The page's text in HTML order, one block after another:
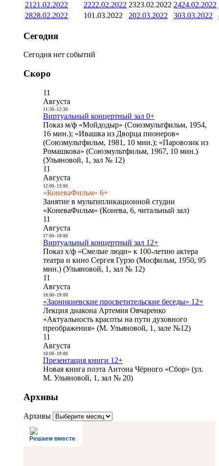
21 21.02.2022 2222.02.2022 2323.02.2022 2424.02.2022
2828.02.2022 101.03.2022 202.03.2022 303.03.2022
Сегодня
Сегодня нет событий
Скоро
11
Августа
11:30- 12:30
Виртуальный концертный зал 0+
Показ м/ф «Мойдодыр» (Союзмультфильм, 1954,
16 мин.); «Ивашка из Дворца пионеров»
(Союзмультфильм, 1981, 10 мин.); «Паровозик из
Ромашкова» (Союзмультфильм, 1967, 10 мин.)
(Ульяновой, 1, зал № 12)
11
Августа
12:00- 13:00
«КоневаФильм» 6+
Занятие в мультипликационной студии
«КоневаФильм» (Конева, 6, читальный зал)
11
Августа
17:00- 18:00
Виртуальный концертный зал 12+
Показ х/ф «Смелые люди» к 100-летию актера
театра и кино Сергея Гурзо (Мосфильм, 1950, 95
мин.) (Ульяновой, 1, зал № 12)
11
Августа
18:00- 19:00
«Заоникиевские просветительские беседы» 12+
Лекция диакона Артемия Овчаренко
«Актуальность красоты на пути духовного
преображения» (М. Ульяновой, 1, зале №12)
11
Августа
18:00- 19:00
Презентация книги 12+
Новая книга поэта Антона Чёрного «Сбор» (ул.
М. Ульяновой, 1, зал № 20)
Архивы
Архивы
Решаем вместе